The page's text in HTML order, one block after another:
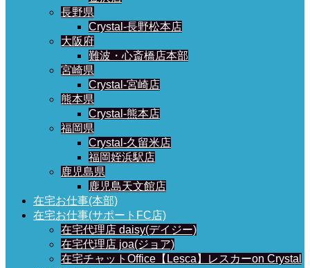
長野県
Crystal-長野松本店
大阪府
難波・心斎橋店本部
宮崎県
Crystal-宮崎店
熊本県
Crystal-熊本店
福岡県
Crystal-久留米店
福岡姪浜駅店
鹿児島県
鹿児島天文館店
在宅お仕事(本部)
在宅お仕事(サポートFC店)
在宅代理店 daisy(デイジー)
在宅代理店 joa(ジョア)
在宅チャットOffice【Lesca】レスカーon Crystal